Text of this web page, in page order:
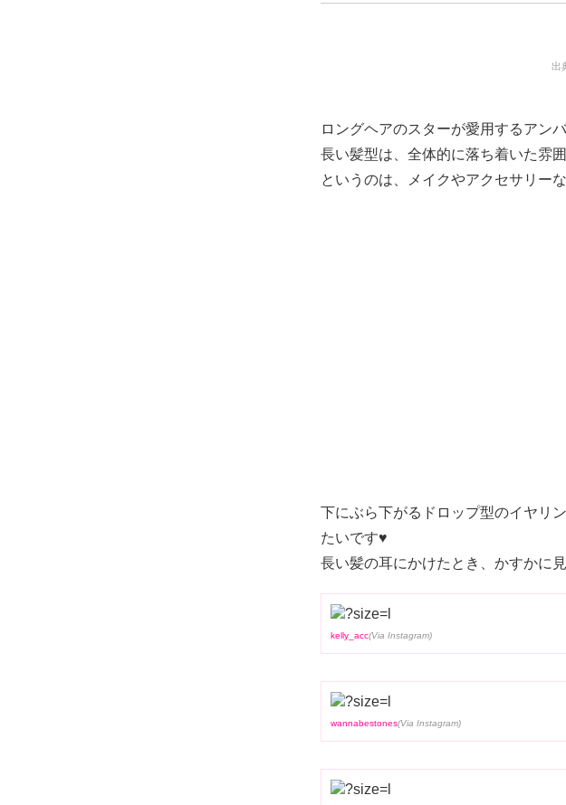
出
ロングヘアのスターが愛用するアン
長い髪型は、全体的に落ち着いた雰
というのは、メイクやアクセサリー
下にぶら下がるドロップ型のイヤリ
たいです♥
長い髪の耳にかけたとき、かすかに
kelly_acc
wannabestones